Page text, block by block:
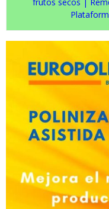
frutos secos |